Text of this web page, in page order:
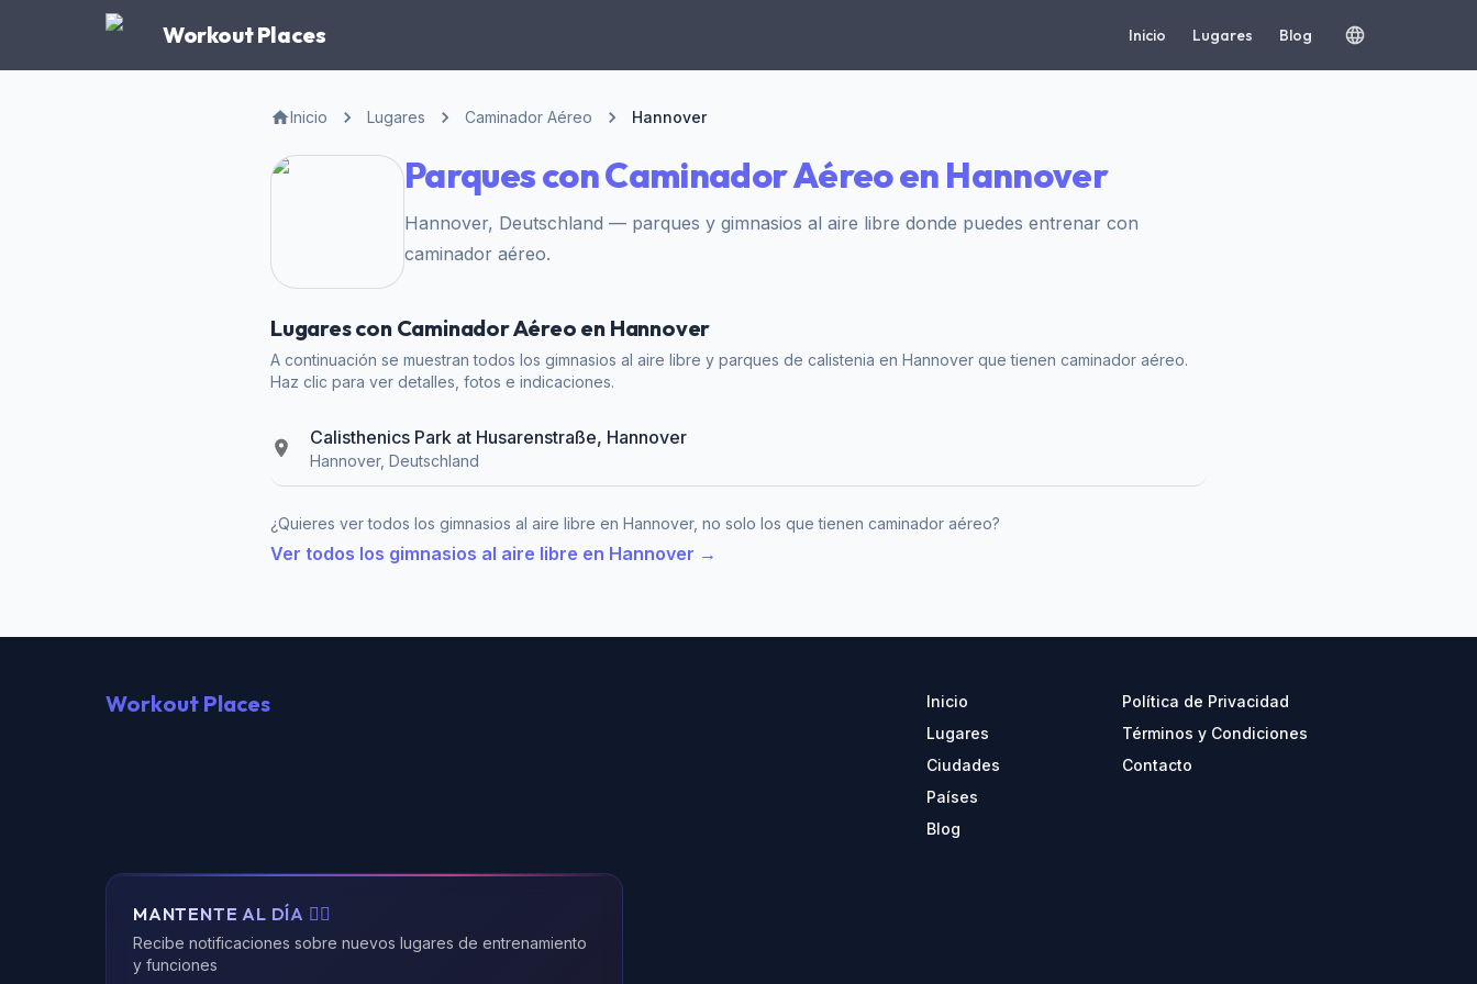
Workout Places Inicio Lugares Blog
Inicio Lugares Caminador Aéreo Hannover
Parques con Caminador Aéreo en Hannover
Hannover, Deutschland — parques y gimnasios al aire libre donde puedes entrenar con
caminador aéreo.
Lugares con Caminador Aéreo en Hannover
A continuación se muestran todos los gimnasios al aire libre y parques de calistenia en Hannover que tienen caminador aéreo.
Haz clic para ver detalles, fotos e indicaciones.
Calisthenics Park at Husarenstraße, Hannover
Hannover, Deutschland
¿Quieres ver todos los gimnasios al aire libre en Hannover, no solo los que tienen caminador aéreo?
Ver todos los gimnasios al aire libre en Hannover →
Workout Places
Inicio
Lugares
Ciudades
Países
Blog
Política de Privacidad
Términos y Condiciones
Contacto
MANTENTE AL DÍA 🏃‍♂️
Recibe notificaciones sobre nuevos lugares de entrenamiento
y funciones